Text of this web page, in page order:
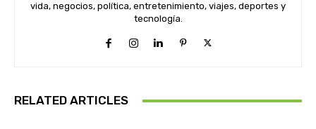
vida, negocios, política, entretenimiento, viajes, deportes y
tecnología.
RELATED ARTICLES